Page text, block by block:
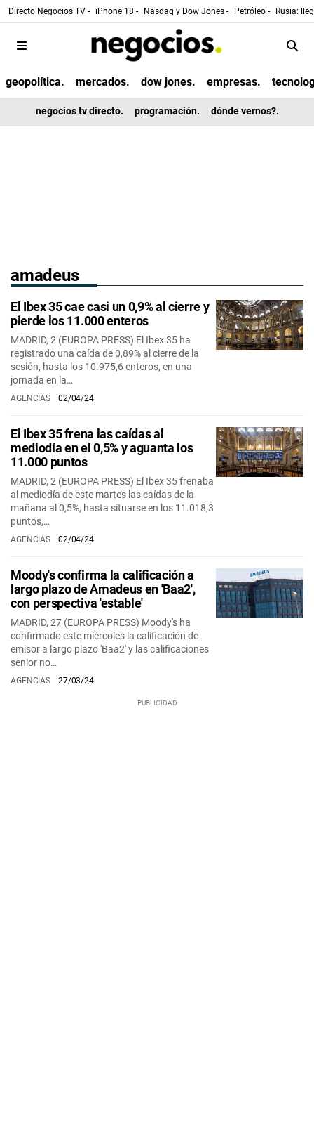
Directo Negocios TV - iPhone 18 - Nasdaq y Dow Jones - Petróleo - Rusia:
geopolítica. mercados. dow jones. empresas.
negocios tv directo. programación. dónde vernos?.
amadeus
El Ibex 35 cae casi un 0,9% al cierre y
pierde los 11.000 enteros
MADRID, 2 (EUROPA PRESS) El Ibex 35 ha
registrado una caída de 0,89% al cierre de la
sesión, hasta los 10.975,6 enteros, en una
jornada en la…
AGENCIAS 02/04/24
El Ibex 35 frena las caídas al
mediodía en el 0,5% y aguanta los
11.000 puntos
MADRID, 2 (EUROPA PRESS) El Ibex 35 frenaba
al mediodía de este martes las caídas de la
mañana al 0,5%, hasta situarse en los 11.018,3
puntos,…
AGENCIAS 02/04/24
Moody's confirma la calificación a
largo plazo de Amadeus en 'Baa2',
con perspectiva 'estable'
MADRID, 27 (EUROPA PRESS) Moody's ha
confirmado este miércoles la calificación de
emisor a largo plazo 'Baa2' y las calificaciones
senior no…
AGENCIAS 27/03/24